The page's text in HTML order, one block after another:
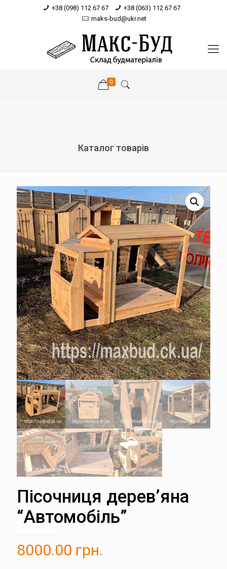
+38 (098) 112 67 67
+38 (063) 112 67 67
maks-bud@ukr.net
0
Каталог товарів
Пісочниця дерев’яна
“Автомобіль”
8000.00 грн.